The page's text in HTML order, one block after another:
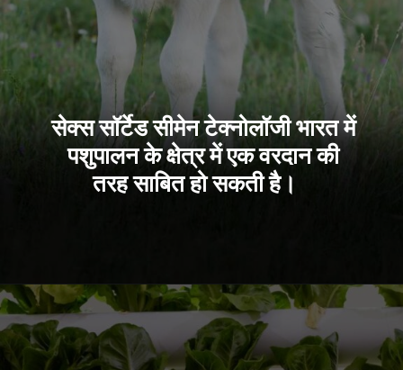
सेक्स सॉर्टेड सीमेन टेक्नोलॉजी भारत में
पशुपालन के क्षेत्र में एक वरदान की
तरह साबित हो सकती है।